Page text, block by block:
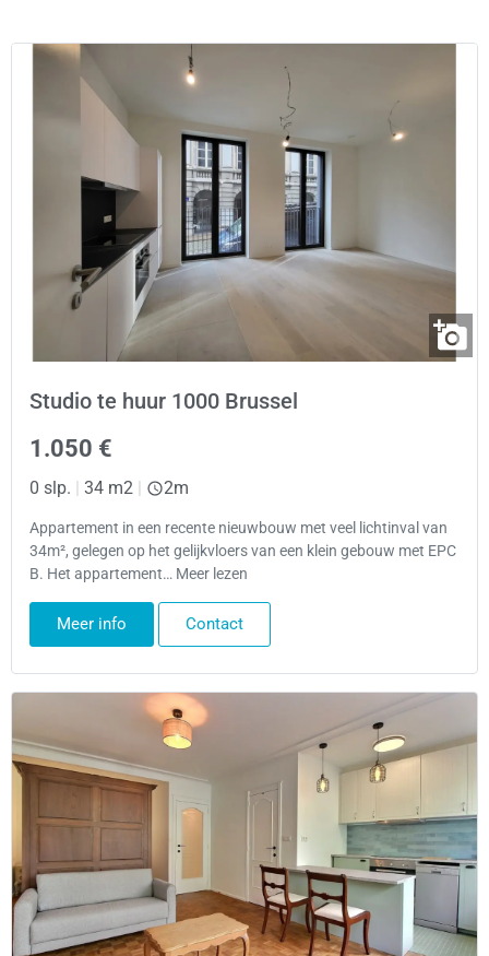
Studio te huur 1000 Brussel
1.050 €
0 slp. | 34 m2 | 2m
Appartement in een recente nieuwbouw met veel lichtinval van
34m², gelegen op het gelijkvloers van een klein gebouw met EPC
B. Het appartement… Meer lezen
Meer info Contact